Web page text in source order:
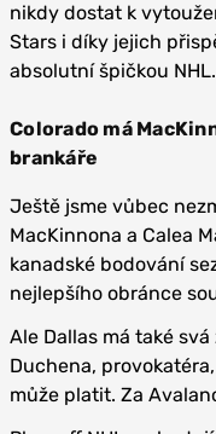
nikdy dostat k
Stars i díky jejich
absolutní špičkou NHL.
Colorado má
brankáře
Ještě jsme vůbec
MacKinnona a Calea
kanadské bodování
nejlepšího obránce
Ale Dallas má také
Duchena,
může platit. Za